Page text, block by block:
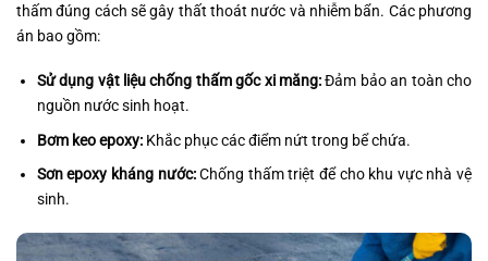
thấm đúng cách sẽ gây thất thoát nước và nhiễm bẩn. Các phương
án bao gồm:
Sử dụng vật liệu chống thấm gốc xi măng:Đảm bảo an toàn cho
nguồn nước sinh hoạt.
Bơm keo epoxy:Khắc phục các điểm nứt trong bể chứa.
Sơn epoxy kháng nước:Chống thấm triệt để cho khu vực nhà vệ
sinh.